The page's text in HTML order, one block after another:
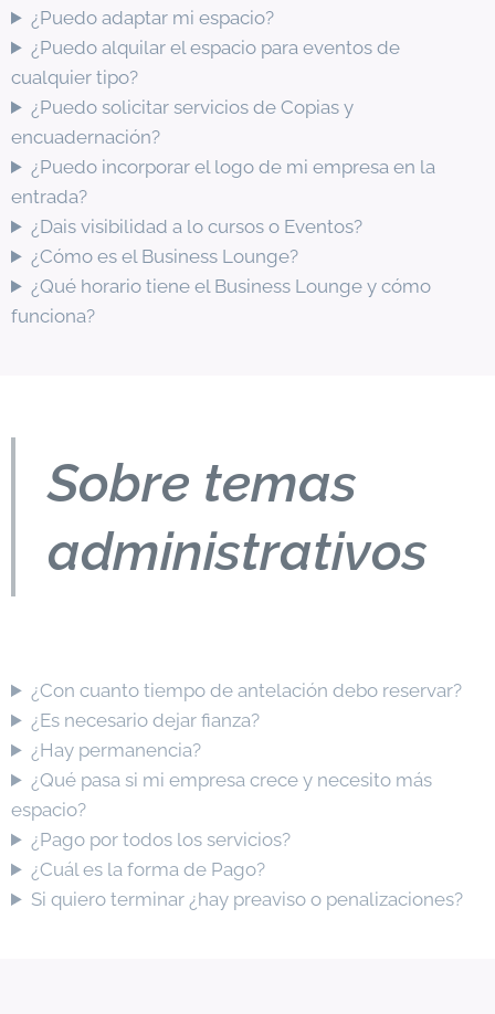
¿Puedo adaptar mi espacio?
¿Puedo alquilar el espacio para eventos de
cualquier tipo?
¿Puedo solicitar servicios de Copias y
encuadernación?
¿Puedo incorporar el logo de mi empresa en la
entrada?
¿Dais visibilidad a lo cursos o Eventos?
¿Cómo es el Business Lounge?
¿Qué horario tiene el Business Lounge y cómo
funciona?
Sobre temas
administrativos
¿Con cuanto tiempo de antelación debo reservar?
¿Es necesario dejar fianza?
¿Hay permanencia?
¿Qué pasa si mi empresa crece y necesito más
espacio?
¿Pago por todos los servicios?
¿Cuál es la forma de Pago?
Si quiero terminar ¿hay preaviso o penalizaciones?